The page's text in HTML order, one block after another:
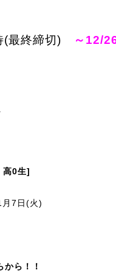
(最終締切) ～12/
高0生]
7日(火)
から！！